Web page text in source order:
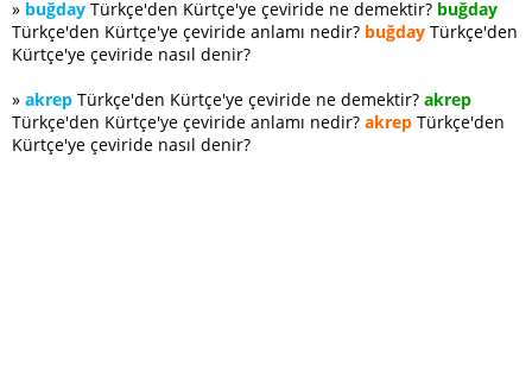
» buğday Türkçe'den Kürtçe'ye çeviride ne demektir? buğday
Türkçe'den Kürtçe'ye çeviride anlamı nedir? buğday Türkçe'den
Kürtçe'ye çeviride nasıl denir?
» akrep Türkçe'den Kürtçe'ye çeviride ne demektir? akrep
Türkçe'den Kürtçe'ye çeviride anlamı nedir? akrep Türkçe'den
Kürtçe'ye çeviride nasıl denir?